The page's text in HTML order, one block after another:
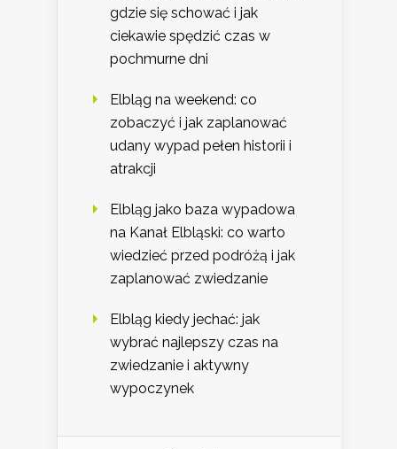
gdzie się schować i jak
ciekawie spędzić czas w
pochmurne dni
Elbląg na weekend: co
zobaczyć i jak zaplanować
udany wypad pełen historii i
atrakcji
Elbląg jako baza wypadowa
na Kanał Elbląski: co warto
wiedzieć przed podróżą i jak
zaplanować zwiedzanie
Elbląg kiedy jechać: jak
wybrać najlepszy czas na
zwiedzanie i aktywny
wypoczynek